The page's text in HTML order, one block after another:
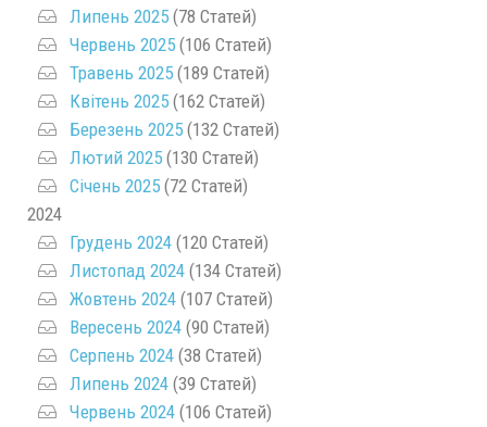
Липень 2025 (78 Статей)
Червень 2025 (106 Статей)
Травень 2025 (189 Статей)
Квітень 2025 (162 Статей)
Березень 2025 (132 Статей)
Лютий 2025 (130 Статей)
Січень 2025 (72 Статей)
2024
Грудень 2024 (120 Статей)
Листопад 2024 (134 Статей)
Жовтень 2024 (107 Статей)
Вересень 2024 (90 Статей)
Серпень 2024 (38 Статей)
Липень 2024 (39 Статей)
Червень 2024 (106 Статей)